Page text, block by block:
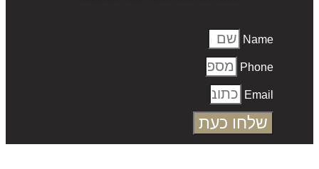
Name
Phone
Email
שלחו כעת